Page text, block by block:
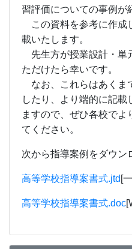
習評価についての事例が
この資料を参考に作成
載いたします。
先生方が授業設計・単
ただけたら幸いです。
なお、これらはあくま
したり、より端的に記
ますので、ぜひ各校でよ
てください。
次から指導案例をダウン
高等学校指導案書式.jtd [
高等学校指導案書式.doc